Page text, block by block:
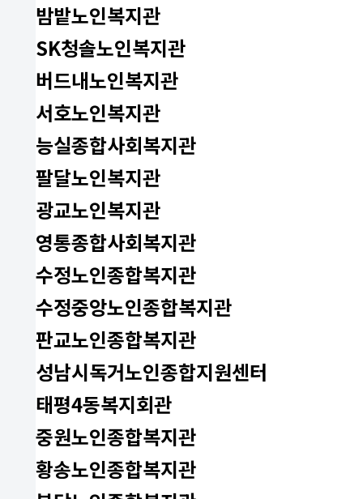
밤밭노인복지관
SK청솔노인복지관
버드내노인복지관
서호노인복지관
능실종합사회복지관
팔달노인복지관
광교노인복지관
영통종합사회복지관
수정노인종합복지관
수정중앙노인종합복지관
판교노인종합복지관
성남시독거노인종합지원센터
태평4동복지회관
중원노인종합복지관
황송노인종합복지관